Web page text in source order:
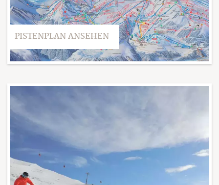
PISTENPLAN ANSEHEN